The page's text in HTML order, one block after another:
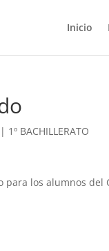
Inicio
| 1º BACHILLERATO
los alumnos